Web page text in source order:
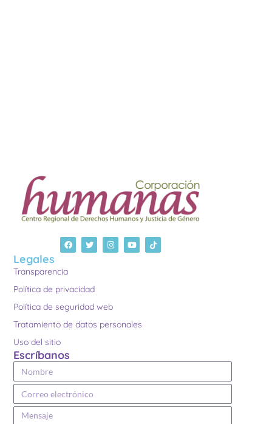
Legales
Transparencia
Política de privacidad
Política de seguridad web
Tratamiento de datos personales
Uso del sitio
Escríbanos